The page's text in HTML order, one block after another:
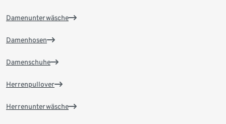
Damenunterwäsche
Damenhosen
Damenschuhe
Herrenpullover
Herrenunterwäsche